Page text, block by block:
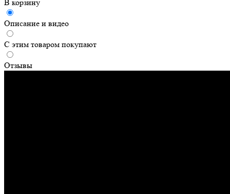
В корзину
Описание и видео
С этим товаром покупают
Отзывы